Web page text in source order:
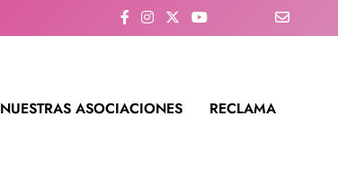
NUESTRAS ASOCIACIONES RECLAMA